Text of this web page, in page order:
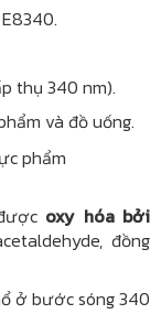
thụ 340 nm).
và đồ uống.
oxy hóa bởi
đồng
ở bước sóng 340